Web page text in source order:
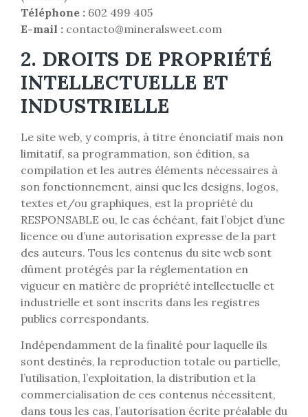
Téléphone : 602 499 405
E-mail : contacto@mineralsweet.com
2. DROITS DE PROPRIÉTÉ
INTELLECTUELLE ET
INDUSTRIELLE
Le site web, y compris, à titre énonciatif mais non
limitatif, sa programmation, son édition, sa
compilation et les autres éléments nécessaires à
son fonctionnement, ainsi que les designs, logos,
textes et/ou graphiques, est la propriété du
RESPONSABLE ou, le cas échéant, fait l’objet d’une
licence ou d’une autorisation expresse de la part
des auteurs. Tous les contenus du site web sont
dûment protégés par la réglementation en
vigueur en matière de propriété intellectuelle et
industrielle et sont inscrits dans les registres
publics correspondants.
Indépendamment de la finalité pour laquelle ils
sont destinés, la reproduction totale ou partielle,
l’utilisation, l’exploitation, la distribution et la
commercialisation de ces contenus nécessitent,
dans tous les cas, l’autorisation écrite préalable du